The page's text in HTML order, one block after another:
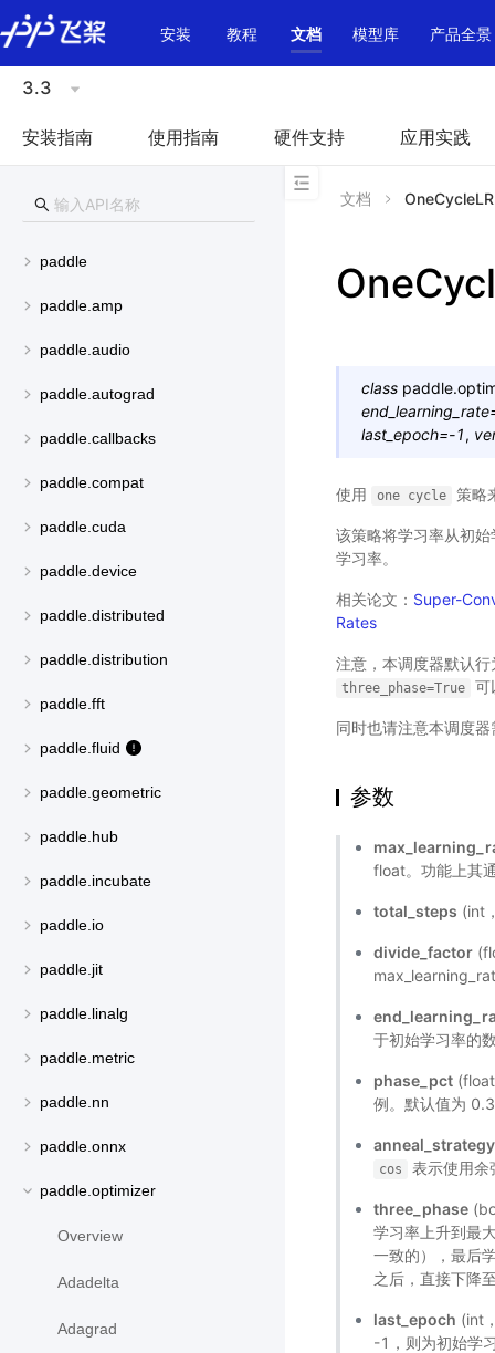
\u200E
安装
教程 文档 模型库 产品全景
3.3
安装指南 使用指南 硬件支持 应用实践
paddle
paddle.amp
paddle.audio
paddle.autograd
paddle.callbacks
paddle.compat
paddle.cuda
paddle.device
paddle.distributed
paddle.distribution
paddle.fft
paddle.fluid
paddle.geometric
paddle.hub
paddle.incubate
paddle.io
paddle.jit
paddle.linalg
paddle.metric
paddle.nn
paddle.onnx
paddle.optimizer
Overview
Adadelta
Adagrad
文档 OneCycleLR
class
end_learning_rate
last_epoch=-1,
使用 one cycle 策略
该策略将学习率从初
学习率。
相关论文： Super-
Rates
注意，本调度器默认
three_phase=True 可
同时也请注意本调度
参数
float。功能上其
total_steps (int
divide_factor
于初始学习率的
phase_pct
例。默认值为
anneal_strategy
cos 表示使用余
three_phase
学习率上升到最
一致的），最后
之后，直接下降
last_epoch (int
-1，则为初始学